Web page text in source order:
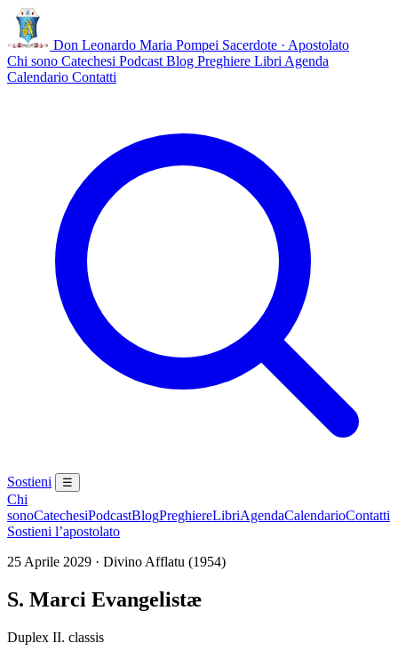
Don Leonardo Maria Pompei Sacerdote · Apostolato
Chi sono Catechesi Podcast Blog Preghiere Libri Agenda
Calendario Contatti
Sostieni ☰
Chi
sonoCatechesiPodcastBlogPreghiereLibriAgendaCalendarioContatti
Sostieni l’apostolato
25 Aprile 2029 · Divino Afflatu (1954)
S. Marci Evangelistæ
Duplex II. classis